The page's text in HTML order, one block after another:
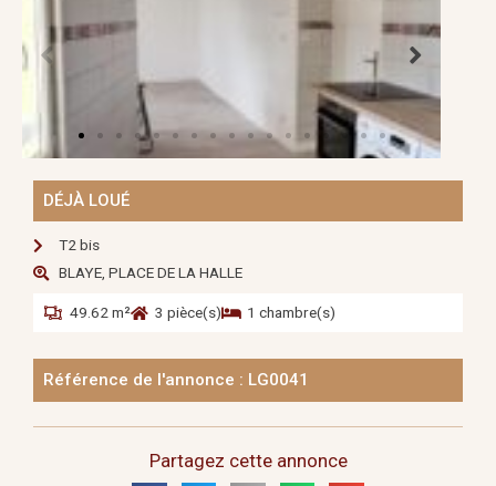
DÉJÀ LOUÉ
T2 bis
BLAYE, PLACE DE LA HALLE
49.62 m² 3 pièce(s) 1 chambre(s)
Référence de l'annonce : LG0041
Partagez cette annonce